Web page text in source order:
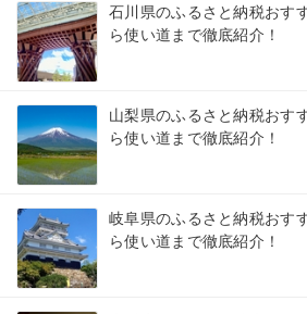
石川県のふるさと納税おす
ら使い道まで徹底紹介！
山梨県のふるさと納税おす
ら使い道まで徹底紹介！
岐阜県のふるさと納税おす
ら使い道まで徹底紹介！